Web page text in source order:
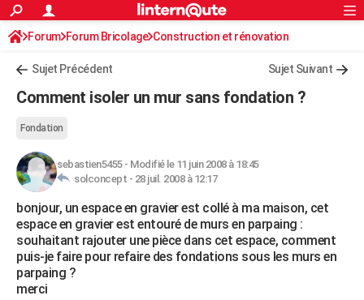
ACTUALITÉS
Politique
Société
Faits Divers
Education
Monde
Villes
+
AUTO
Essais
Réserver un essai
Citadines
Berlines
SUV
Forum auto
+HIGH-TECH
Mobiles
Meilleur smartphone
Internet
Ordinateurs
Jeux vidéo
Guide high-tech
+BRICOLAGE
Forum
Aménagement intérieur
Extérieur
Cuisine
Salle de bains
Jardinage
Rangement
WEEK-END
Guides de France
Escapades
Patrimoine
Expositions
Musées
Week-end nature
+LIFESTYLE
Rechercher
S'inscrire
Connexion
Forum Forum Bricolage Construction et rénovation
Sujet Précédent Sujet Suivant
Comment isoler un mur sans fondation ?
Fondation
sebastien5455- Modifié le 11 juin 2008 à 18:45
solconcept - 28 juil. 2008 à 12:17
bonjour, un espace en gravier est collé à ma maison, cet
espace en gravier est entouré de murs en parpaing :
souhaitant rajouter une pièce dans cet espace, comment
puis-je faire pour refaire des fondations sous les murs en
parpaing ?
merci